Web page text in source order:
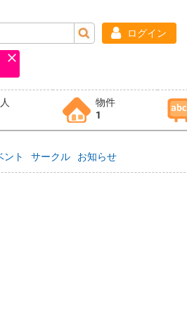
ログイン
物件
1
ント サークル お知らせ